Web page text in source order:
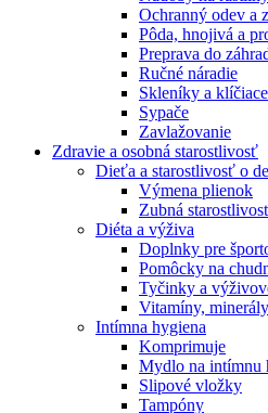
Ochranný odev a
Pôda, hnojivá a
Preprava do
Ručné náradie
Skleníky a
Sypače
Zavlažovanie
Zdravie a osobná starostlivosť
Dieťa a starostlivosť o
Výmena plienok
Zubná
Diéta a výživa
Doplnky pre
Pomôcky na
Tyčinky a
Vitamíny,
Intímna hygiena
Komprimuje
Mydlo na intímnu
Slipové vložky
Tampóny